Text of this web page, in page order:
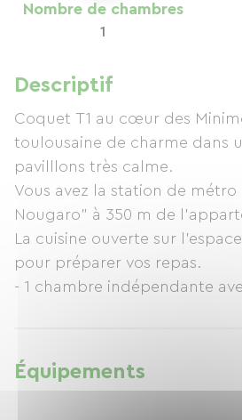
Nombre de chambres
1
Descriptif
Coquet T1 au cœur des
toulousaine de charme dans
pavilllons très calme.
Vous avez la station de métro
Nougaro" à 350 m de
La cuisine ouverte sur
pour préparer vos repas.
- 1 chambre indépendante
Vous pourrez profiter du
équipée d’un barbecue.
Équipements